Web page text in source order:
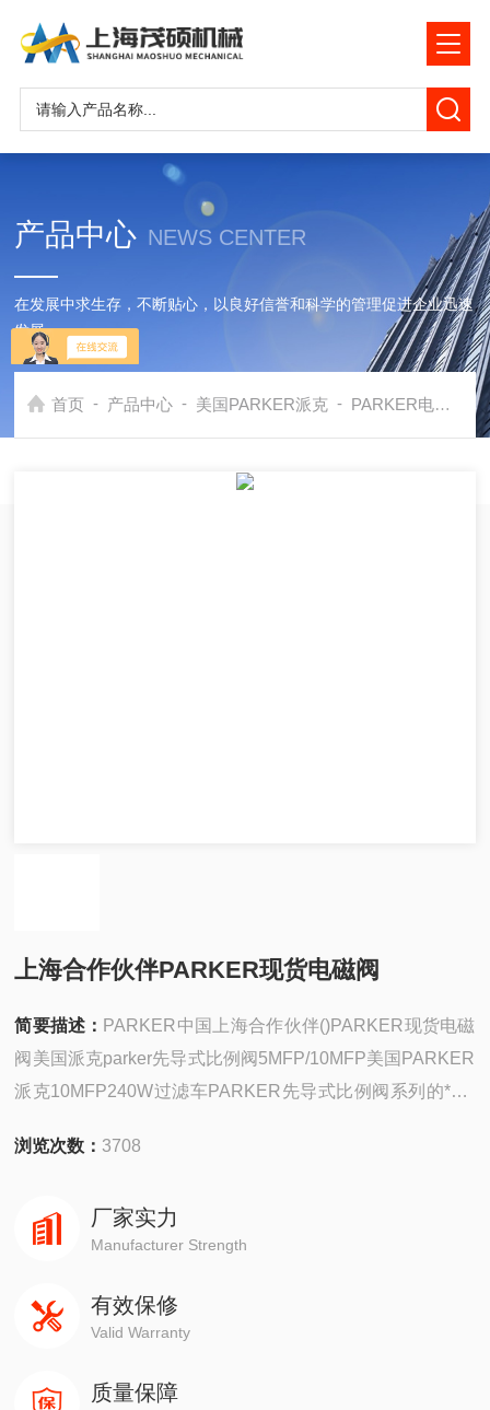
产品中心 NEWS CENTER
在发展中求生存，不断贴心，以良好信誉和科学的管理促进企业迅速
发展
首页 - 产品中心 - 美国PARKER派克 - PARKER电磁阀
上海合作伙伴PARKER现货电磁阀
简要描述： PARKER中国上海合作伙伴()PARKER现货电磁
阀美国派克parker先导式比例阀5MFP/10MFP美国PARKER
派克10MFP240W过滤车PARKER先导式比例阀系列的*1fh
到ng32(cetop05到ce*0)。
浏览次数：3708
厂家实力
Manufacturer Strength
有效保修
Valid Warranty
质量保障